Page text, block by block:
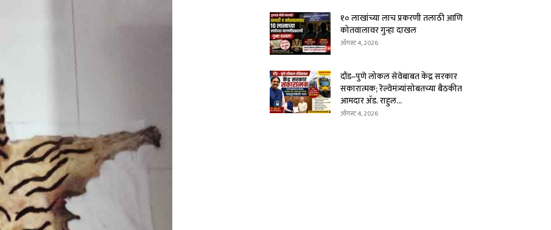
१० लाखांच्या लाच प्रकरणी तलाठी आणि
कोतवालावर गुन्हा दाखल
ऑगस्ट 4, 2026
दौंड–पुणे लोकल सेवेबाबत केंद्र सरकार
सकारात्मक; रेल्वेमंत्र्यांसोबतच्या बैठकीत
आमदार ॲड. राहुल...
ऑगस्ट 4, 2026